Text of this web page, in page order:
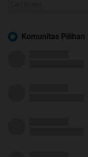
Komunitas Pilihan